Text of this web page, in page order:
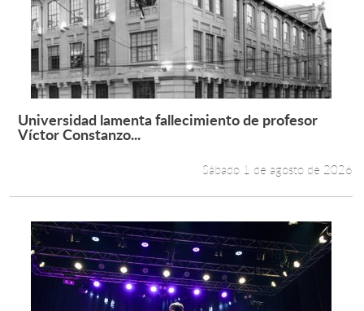
Leer más +
Universidad lamenta fallecimiento de profesor
Víctor Constanzo...
Sábado 1 de agosto de 2026